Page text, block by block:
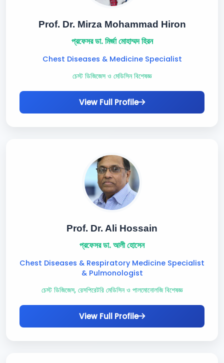
Prof. Dr. Mirza Mohammad Hiron
প্রফেসর ডা. মির্জা মোহাম্মদ হিরন
Chest Diseases & Medicine Specialist
চেস্ট ডিজিজেস ও মেডিসিন বিশেষজ্ঞ
View Full Profile
Prof. Dr. Ali Hossain
প্রফেসর ডা. আলী হোসেন
Chest Diseases & Respiratory Medicine Specialist
& Pulmonologist
চেস্ট ডিজিজেস, রেসপিরেটরি মেডিসিন ও পালমোনোলজি বিশেষজ্ঞ
View Full Profile